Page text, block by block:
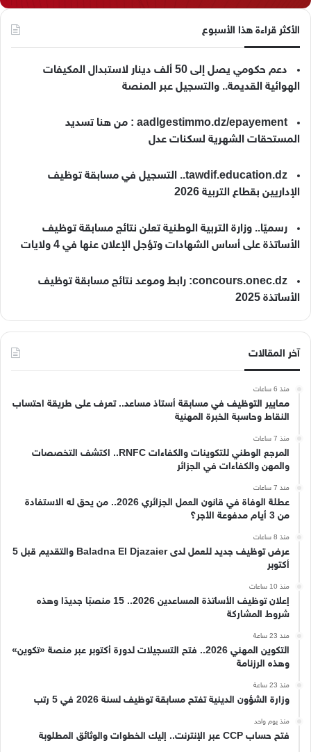
الأكثر قراءة هذا الأسبوع
دعم حكومي يصل إلى 50 ألف دينار لاستبدال المكيفات
الهوائية القديمة.. والتسجيل عبر المنصة
aadlgestimmo.dz/epayement : من هنا تسديد
المستحقات الشهرية لسكنات عدل
tawdif.education.dz.. التسجيل في مسابقة توظيف
الإداريين بقطاع التربية 2026
رسميًا.. وزارة التربية الوطنية تعلن نتائج مسابقة توظيف
الأساتذة على أساس الشهادات وتؤجل الإعلان عنها في 4 ولايات
concours.onec.dz: رابط وموعد نتائج مسابقة توظيف
الأساتذة 2025
آخر المقالات
منذ 6 ساعات
معايير التوظيف في مسابقة أستاذ مساعد.. تعرف على طريقة احتساب
النقاط وحاسبة الخبرة المهنية
منذ 7 ساعات
المرجع الوطني للتكوينات والكفاءات RNFC.. اكتشف التخصصات
والمهن والكفاءات في الجزائر
منذ 7 ساعات
عطلة الوفاة في قانون العمل الجزائري 2026.. من يحق له الاستفادة
من 3 أيام مدفوعة الأجر؟
منذ 8 ساعات
عرض توظيف جديد للعمل لدى Baladna El Djazaier والتقديم قبل 5
أكتوبر
منذ 10 ساعات
إعلان توظيف الأساتذة المساعدين 2026.. 15 منصبًا جديدًا وهذه
شروط المشاركة
منذ 23 ساعة
التكوين المهني 2026.. فتح التسجيلات لدورة أكتوبر عبر منصة «تكوين»
وهذه الرزنامة
منذ 23 ساعة
وزارة الشؤون الدينية تفتح مسابقة توظيف لسنة 2026 في 5 رتب
منذ يوم واحد
فتح حساب CCP عبر الإنترنت.. إليك الخطوات والوثائق المطلوبة